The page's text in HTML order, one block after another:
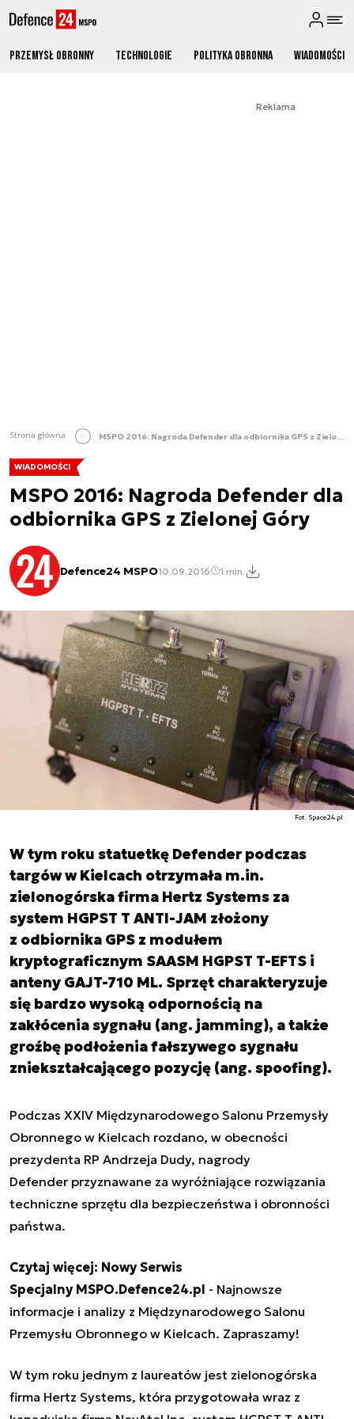
Przemysł obronny Technologie Polityka obronna Wiadomości
Reklama
Strona główna MSPO 2016: Nagroda Defender dla odbiornika GPS z Zielonej Góry
WIADOMOŚCI
MSPO 2016: Nagroda Defender dla
odbiornika GPS z Zielonej Góry
Defence24 MSPO10.09.2016 1 min.
Fot. Space24.pl
W tym roku statuetkę Defender podczas
targów w Kielcach otrzymała m.in.
zielonogórska firma Hertz Systems za
system HGPST T ANTI-JAM złożony
z odbiornika GPS z modułem
kryptograficznym SAASM HGPST T-EFTS i
anteny GAJT-710 ML. Sprzęt charakteryzuje
się bardzo wysoką odpornością na
zakłócenia sygnału (ang. jamming), a także
groźbę podłożenia fałszywego sygnału
zniekształcającego pozycję (ang. spoofing).
Podczas XXIV Międzynarodowego Salonu Przemysły
Obronnego w Kielcach rozdano, w obecności
prezydenta RP Andrzeja Dudy, nagrody
Defender przyznawane za wyróżniające rozwiązania
techniczne sprzętu dla bezpieczeństwa i obronności
państwa.
Czytaj więcej: Nowy Serwis
Specjalny MSPO.Defence24.pl - Najnowsze
informacje i analizy z Międzynarodowego Salonu
Przemysłu Obronnego w Kielcach. Zapraszamy!
W tym roku jednym z laureatów jest zielonogórska
firma Hertz Systems, która przygotowała wraz z